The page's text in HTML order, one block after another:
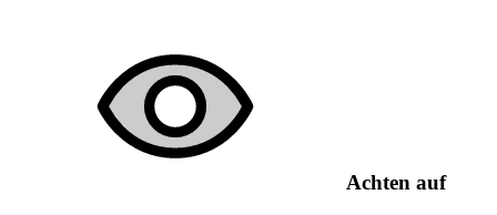
Achten auf